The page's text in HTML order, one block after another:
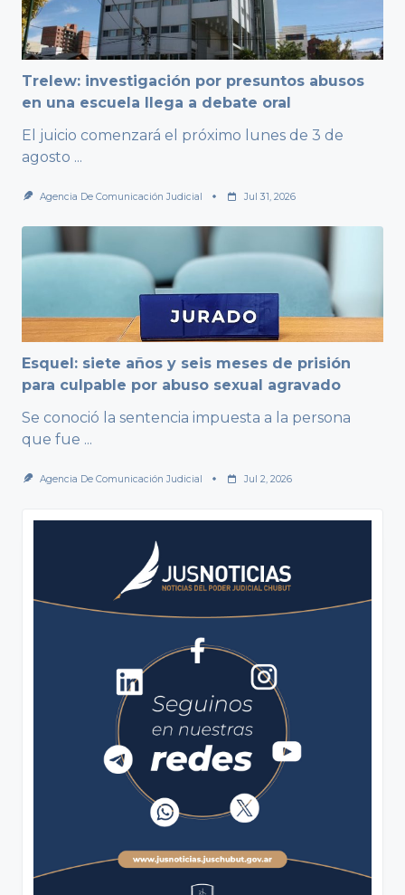
Trelew: investigación por presuntos abusos
en una escuela llega a debate oral
El juicio comenzará el próximo lunes de 3 de
agosto ...
Agencia De Comunicación Judicial Jul 31, 2026
Esquel: siete años y seis meses de prisión
para culpable por abuso sexual agravado
Se conoció la sentencia impuesta a la persona
que fue ...
Agencia De Comunicación Judicial Jul 2, 2026